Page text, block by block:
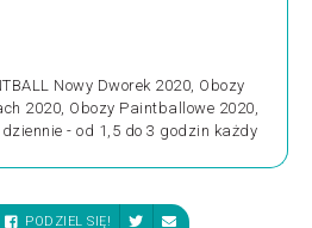
Nowy Dworek 2020, Obozy
2020, Obozy Paintballowe 2020,
- od 1,5 do 3 godzin każdy
PODZIEL SIĘ!